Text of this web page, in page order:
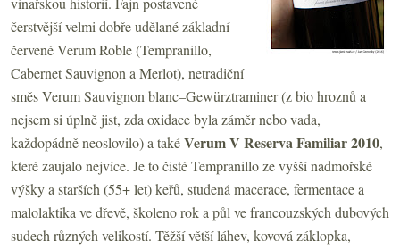
čerstvější velmi dobře udělané základní
červené Verum Roble (Tempranillo,
Cabernet Sauvignon a Merlot), netradiční
směs Verum Sauvignon blanc–Gewürztraminer (z bio hroznů a
nejsem si úplně jist, zda oxidace byla záměr nebo vada,
každopádně neoslovilo) a takéVerum V Reserva Familiar 2010,
které zaujalo nejvíce. Je to čisté Tempranillo ze vyšší nadmořské
výšky a starších (55+ let) keřů, studená macerace, fermentace a
malolaktika ve dřevě, školeno rok a půl ve francouzských dubových
sudech různých velikostí. Těžší větší láhev, kovová záklopka,